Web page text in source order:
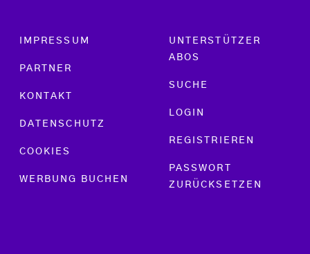
Footer menu
IMPRESSUM
PARTNER
KONTAKT
DATENSCHUTZ
COOKIES
WERBUNG BUCHEN
UNTERSTÜTZER
ABOS
SUCHE
LOGIN
REGISTRIEREN
PASSWORT
ZURÜCKSETZEN